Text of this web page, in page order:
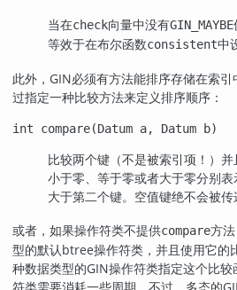
当在check向量中没有GIN_MAYBE
等效于在布尔函数consistent中
此外，GIN必须有方法能排序存储在索
过指定一种比较方法来定义排序顺序：
int compare(Datum a, Datum b)
比较两个键（不是被索引项！）
小于零、等于零或者大于零分别
大于第二个键。空值键绝不会被传
或者，如果操作符类不提供compare方
型的默认btree操作符类，并且使用它的
种数据类型的GIN操作符类指定这个比